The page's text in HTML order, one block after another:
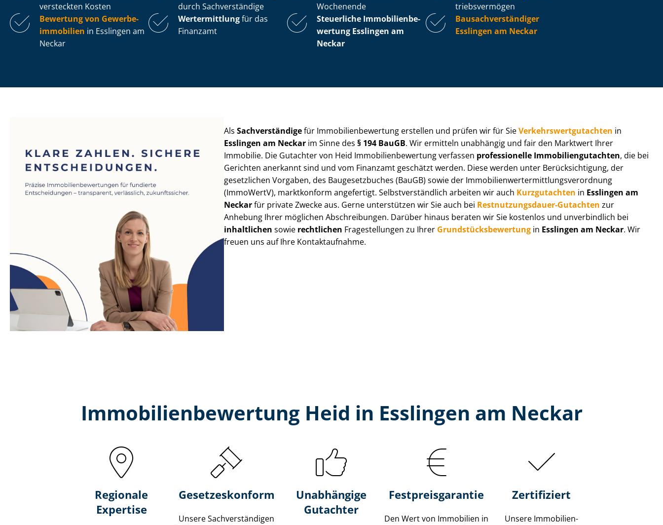
versteckten Kosten
durch Sachverständige
Wochenende
triebs­ver­mö­gen
Bewertung von Ge­wer­be­
im­mo­bi­li­en in Esslingen am
Neckar
Wertermittlungfür das
Finanzamt
Steuerliche Im­mo­bi­li­en­be­
wer­tung Esslingen am
Neckar
Bau­sach­ver­stän­di­ger
Esslingen am Neckar
AlsSachverständigefür Im­mo­bi­li­en­be­wer­tung erstellen und prüfen wir für SieVer­kehrs­wert­gut­ach­ten in
Esslingen am Neckar im Sinne des§ 194 BauGB. Wir ermitteln unabhängig und fair den Marktwert Ihrer
Immobilie. Die Gutachter von Heid Im­mo­bi­li­en­be­wer­tung verfassen professionelle Im­mo­bi­li­en­gut­ach­ten, die bei
Gerichten anerkannt sind und vom Finanzamt geschätzt werden. Diese werden unter Be­rück­sich­ti­gung, der
gesetzlichen Vorgaben, des Baugesetzbuches (BauGB) sowie der Im­mo­bi­li­en­wert­ermitt­lungs­ver­ord­nung
(ImmoWertV), marktkonform angefertigt. Selbst­ver­ständ­lich arbeiten wir auch Kurzgutachten in Esslingen am
Neckarfür private Zwecke aus. Gerne unterstützen wir Sie auch bei Rest­nut­zungs­dau­er-Gutachten zur
Anhebung Ihrer möglichen Abschreibungen. Darüber hinaus beraten wir Sie kostenlos und unverbindlich bei
inhaltlichen sowie rechtlichen Fragestellungen zu Ihrer Grund­stücks­be­wer­tung in Esslingen am Neckar. Wir
freuen uns auf Ihre Kontaktaufnahme.
Immobilien­bewertung Heid in Esslingen am Neckar
Regionale
Expertise
Gesetzes­konform
Unsere Sach­ver­stän­di­gen
Unabhängige
Gutachter
Festpreis​garantie
Den Wert von Immobilien in
Zertifiziert
Unsere Immobilien­